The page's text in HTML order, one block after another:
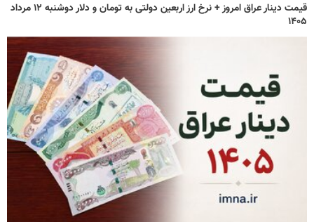
قیمت دینار عراق امروز + نرخ ارز اربعین دولتی به تومان و دلار دوشنبه ۱۲ مرداد
۱۴۰۵